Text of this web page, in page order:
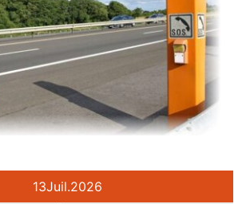
13Juil.2026